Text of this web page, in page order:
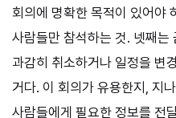
회의에 명확한 목적이 있어야
사람들만 참석하는 것. 넷째는
과감히 취소하거나 일정을 변
거다. 이 회의가 유용한지, 지
사람들에게 필요한 정보를 전